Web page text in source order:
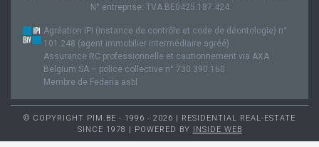
N° entreprise: TVA BE0425.187.424
Agréation IPI (instance de contrôle et code de déontologie) n°
101.248 (agent immobilier intermédiaire agréé).
Assurance RC professionnelle et cautionnement via AXA
Belgium SA – police collective n° 730.390.160
Membre de Federia asbl
© COPYRIGHT PIM.BE - 1996 - 2026 | RESIDENTIAL REAL-ESTATE
SINCE 1978 | POWERED BY INSIDE WEB